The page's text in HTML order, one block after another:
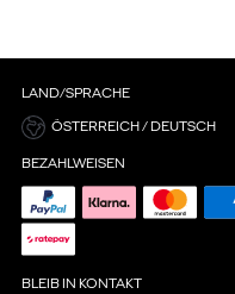
LAND/SPRACHE
ÖSTERREICH / DEUTSCH
BEZAHLWEISEN
BLEIB IN KONTAKT